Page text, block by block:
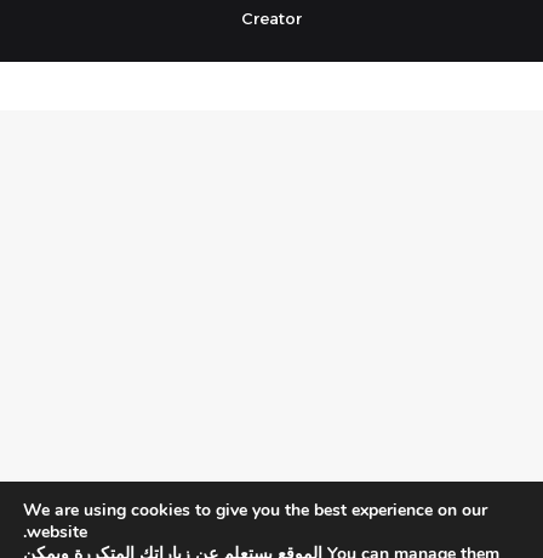
Creator
We are using cookies to give you the best experience on our
website.